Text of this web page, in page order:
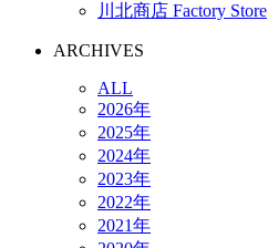
川北商店 Factory Store
ARCHIVES
ALL
2026年
2025年
2024年
2023年
2022年
2021年